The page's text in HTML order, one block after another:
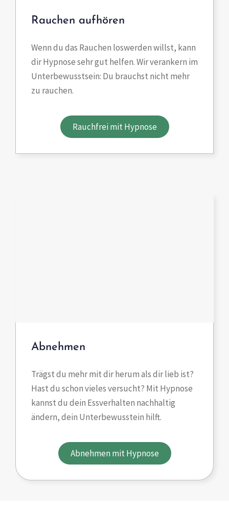
Rauchen aufhören
Wenn du das Rauchen loswerden willst, kann
dir Hypnose sehr gut helfen. Wir verankern im
Unterbewusstsein: Du brauchst nicht mehr
zu rauchen.
Rauchfrei mit Hypnose
Abnehmen
Trägst du mehr mit dir herum als dir lieb ist?
Hast du schon vieles versucht? Mit Hypnose
kannst du dein Essverhalten nachhaltig
ändern, dein Unterbewusstein hilft.
Abnehmen mit Hypnose